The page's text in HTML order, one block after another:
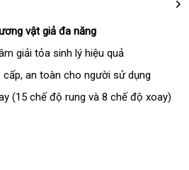
vật giả đa năng
giải tỏa sinh lý hiệu quả
cấpmua
sắm
, an toàn cho người sử dụng
(15 chế độ rung thông
và 8 chế độ xoay)